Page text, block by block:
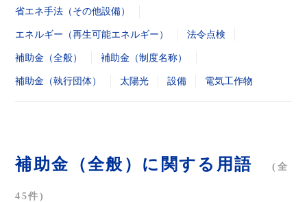
省エネ手法（その他設備）
エネルギー（再生可能エネルギー） 法令点検
補助金（全般） 補助金（制度名称）
補助金（執行団体） 太陽光 設備 電気工作物
補助金（全般）に関する用語 (全
45件)